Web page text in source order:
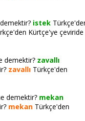
istek
Kürtçe'ye çeviride
demektir? zavallı
zavallı Türkçe'den
demektir? mekan
mekan Türkçe'den